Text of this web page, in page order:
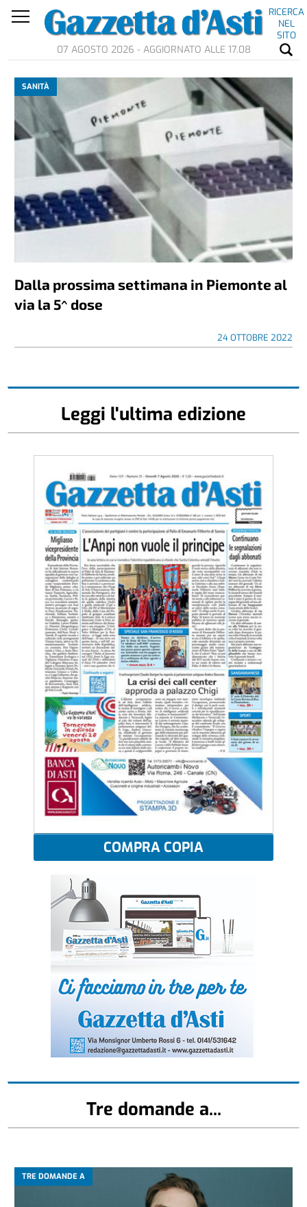
RICERCA
NEL
SITO
07 AGOSTO 2026 - AGGIORNATO ALLE 17.08
SANITÀ
Dalla prossima settimana in Piemonte al
via la 5^ dose
24 OTTOBRE 2022
Leggi l'ultima edizione
COMPRA COPIA
Tre domande a...
TRE DOMANDE A